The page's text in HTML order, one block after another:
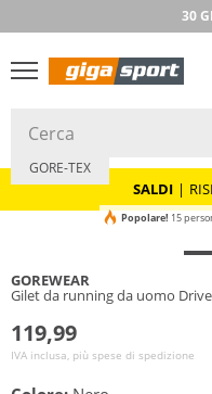
30
SALDI
SALDI |
Gigasafe
GORE-TEX
Popolare! 15
GOREWEAR
Gilet da running da uomo Drive
119,99
IVA inclusa, più spese di spedizione